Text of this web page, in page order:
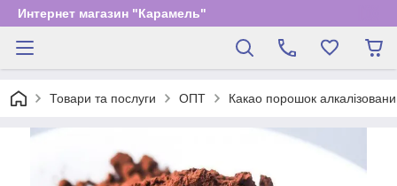
Интернет магазин "Карамель"
Товари та послуги ОПТ Какао порошок